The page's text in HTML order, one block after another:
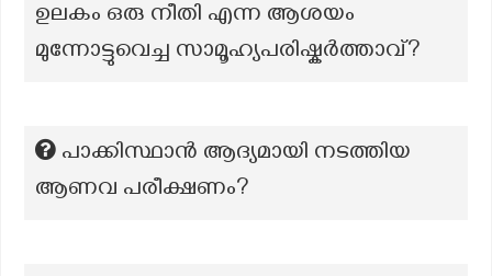
ഉലകം ഒരു നീതി എന്ന ആശയം
മുന്നോട്ടുവെച്ച സാമൂഹ്യപരിഷ്കർത്താവ്?
പാക്കിസ്ഥാൻ ആദ്യമായി നടത്തിയ
ആണവ പരീക്ഷണം?